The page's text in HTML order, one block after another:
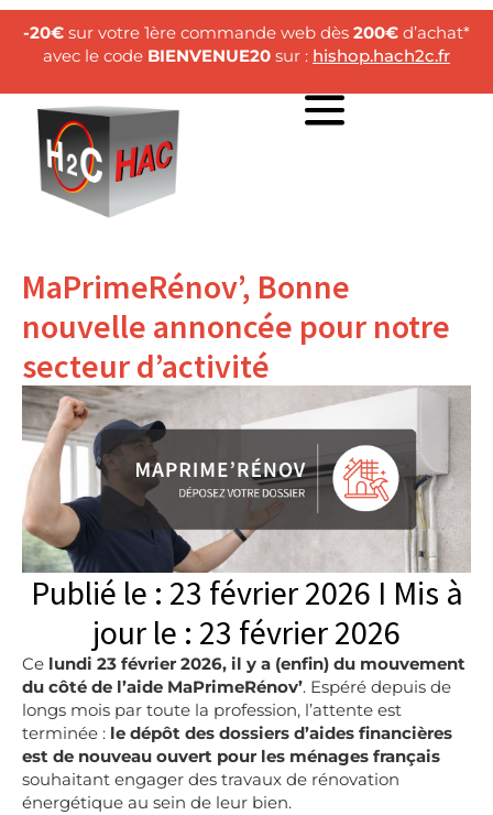
-20€ sur votre 1ère commande web dès 200€ d’achat*
avec le code BIENVENUE20 sur : hishop.hach2c.fr
MaPrimeRénov’, Bonne
nouvelle annoncée pour notre
secteur d’activité
Publié le : 23 février 2026 I Mis à
jour le : 23 février 2026
Ce lundi 23 février 2026, il y a (enfin) du mouvement
du côté de l’aide MaPrimeRénov’. Espéré depuis de
longs mois par toute la profession, l’attente est
terminée : le dépôt des dossiers d’aides financières
est de nouveau ouvert pour les ménages français
souhaitant engager des travaux de rénovation
énergétique au sein de leur bien.